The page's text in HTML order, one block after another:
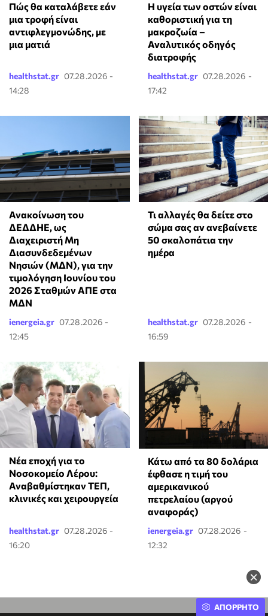
×
Πώς θα καταλάβετε εάν
μια τροφή είναι
αντιφλεγμονώδης, με
μια ματιά
healthstat.gr 07.28.2026 -
14:28
Η υγεία των οστών είναι
καθοριστική για τη
μακροζωία –
Αναλυτικός οδηγός
διατροφής
healthstat.gr 07.28.2026 -
17:42
Ανακοίνωση του
ΔΕΔΔΗΕ, ως
Διαχειριστή Μη
Διασυνδεδεμένων
Νησιών (ΜΔΝ), για την
τιμολόγηση Ιουνίου του
2026 Σταθμών ΑΠΕ στα
ΜΔΝ
ienergeia.gr 07.28.2026 -
12:45
Τι αλλαγές θα δείτε στο
σώμα σας αν ανεβαίνετε
50 σκαλοπάτια την
ημέρα
healthstat.gr 07.28.2026 -
16:59
Νέα εποχή για το
Νοσοκομείο Λέρου:
Αναβαθμίστηκαν ΤΕΠ,
κλινικές και χειρουργεία
healthstat.gr 07.28.2026 -
16:20
Κάτω από τα 80 δολάρια
έφθασε η τιμή του
αμερικανικού
πετρελαίου (αργού
αναφοράς)
ienergeia.gr 07.28.2026 -
12:32
ΑΠΟΡΡΗΤΟ